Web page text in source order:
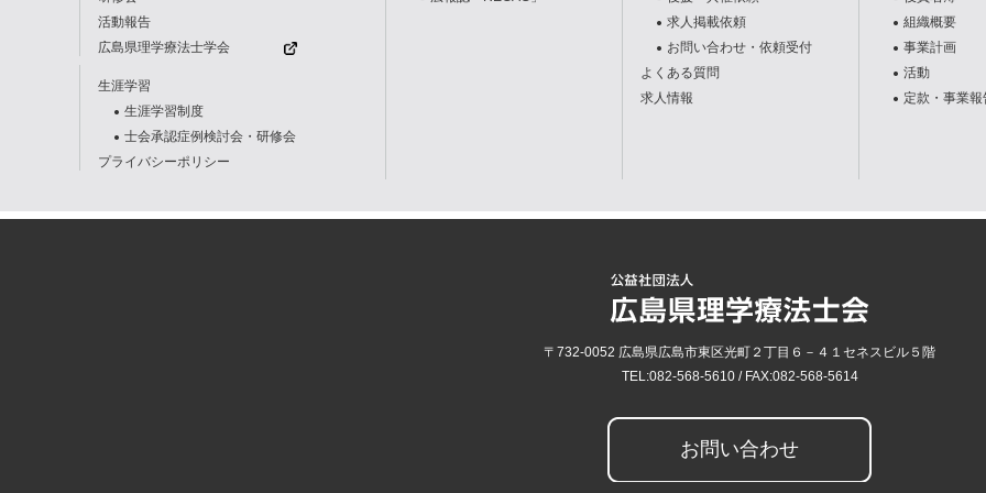
活動報告
広島県理学療法士学会
生涯学習
生涯学習制度
士会承認症例検討会・研修会
プライバシーポリシー
求人掲載依頼
お問い合わせ・依頼受付
よくある質問
求人情報
組織概要
事業計画
活動
定款・事業報
〒732-0052 広島県広島市東区光町２丁目６－４１セネスビル５階
TEL:082-568-5610/ FAX:082-568-5614
お問い合わせ